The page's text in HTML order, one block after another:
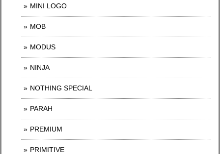
MINI LOGO
MOB
MODUS
NINJA
NOTHING SPECIAL
PARAH
PREMIUM
PRIMITIVE